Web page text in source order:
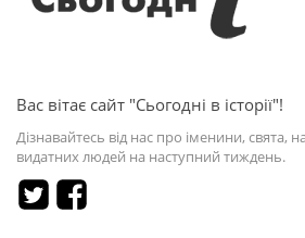
Вас вітає сайт "Сьогодні в історії"!
Дізнавайтесь від нас про іменини, свята,
видатних людей на наступний тиждень.